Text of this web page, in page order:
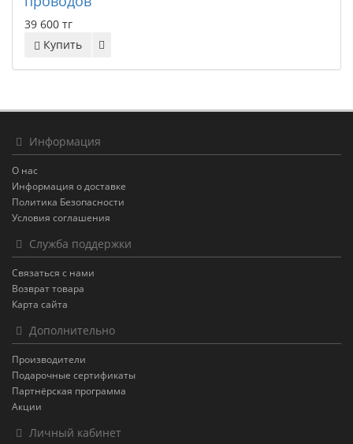
39 600 тг
Купить
Информация
О нас
Информация о доставке
Политика Безопасности
Условия соглашения
Служба поддержки
Связаться с нами
Возврат товара
Карта сайта
Дополнительно
Производители
Подарочные сертификаты
Партнёрская программа
Акции
Личный кабинет